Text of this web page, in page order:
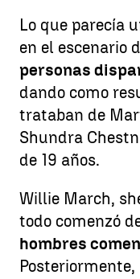
Lo que parecía
en el escenario
personas
dando como
trataban de
Shundra
de 19 años.
Willie March,
todo comenzó
hombres